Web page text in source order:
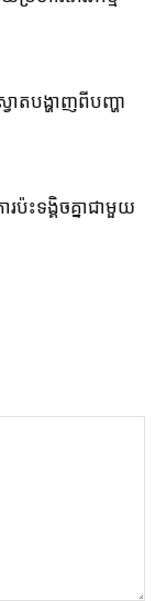
ាតបង្ហាញពីបញ្ហា
ប៉ះទង្គិចគ្នាជាមួយ